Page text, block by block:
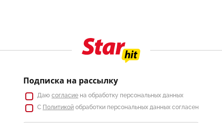
Подписка на рассылку
Даю согласие на обработку персональных данных
С Политикой обработки персональных данных согласен